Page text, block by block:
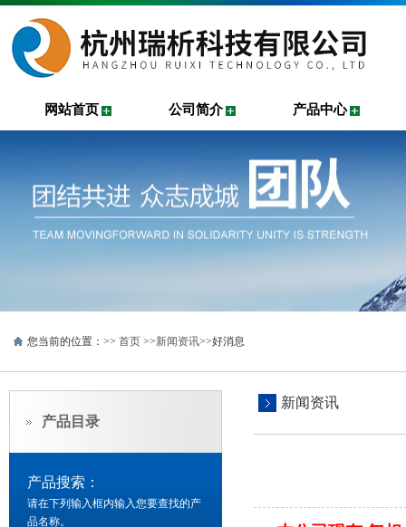
网站首页 公司简介 产品中心
您当前的位置：>> 首页 >>新闻资讯>>好消息
产品目录
产品搜索：
请在下列输入框内输入您要查找的产
品名称。
新闻资讯